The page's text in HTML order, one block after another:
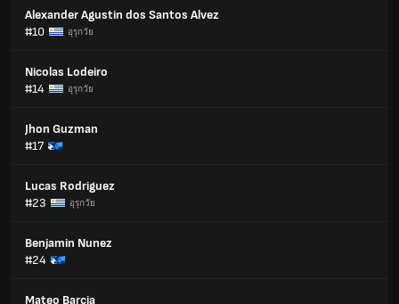
Alexander Agustin dos Santos Alvez
#10
อุรุกวัย
Nicolas Lodeiro
#14
อุรุกวัย
Jhon Guzman
#17
Lucas Rodriguez
#23
อุรุกวัย
Benjamin Nunez
#24
Mateo Barcia